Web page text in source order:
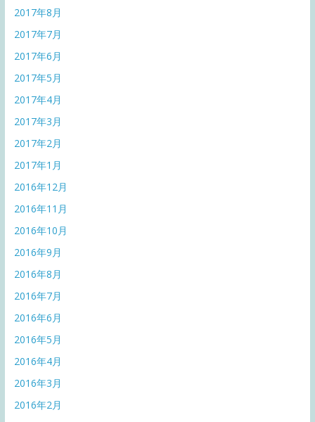
2017年8月
2017年7月
2017年6月
2017年5月
2017年4月
2017年3月
2017年2月
2017年1月
2016年12月
2016年11月
2016年10月
2016年9月
2016年8月
2016年7月
2016年6月
2016年5月
2016年4月
2016年3月
2016年2月